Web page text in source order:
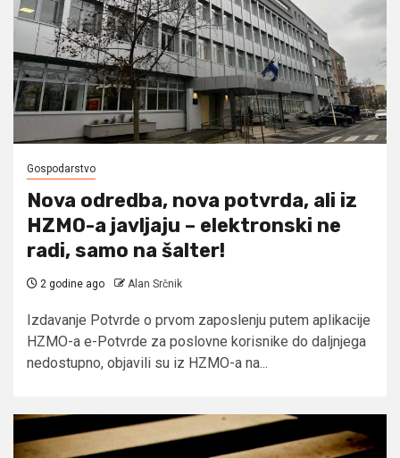
Gospodarstvo
Nova odredba, nova potvrda, ali iz
HZMO-a javljaju – elektronski ne
radi, samo na šalter!
2 godine ago Alan Srčnik
Izdavanje Potvrde o prvom zaposlenju putem aplikacije
HZMO-a e-Potvrde za poslovne korisnike do daljnjega
nedostupno, objavili su iz HZMO-a na...